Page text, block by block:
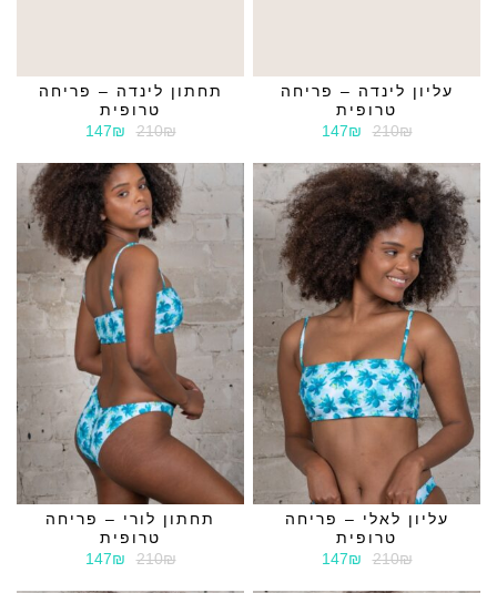
עליון לינדה – פריחה
טרופית
210₪
147₪
תחתון לינדה – פריחה
טרופית
210₪
147₪
עליון לאלי – פריחה
טרופית
210₪
147₪
תחתון לורי – פריחה
טרופית
210₪
147₪